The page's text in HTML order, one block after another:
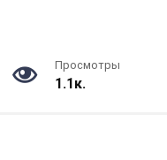
Просмотры
1.1к.